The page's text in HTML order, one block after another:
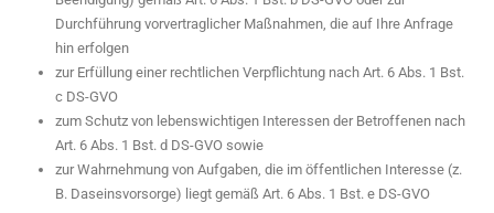
Durchführung vorvertraglicher Maßnahmen, die auf Ihre Anfrage
hin erfolgen
zur Erfüllung einer rechtlichen Verpflichtung nach Art. 6 Abs. 1 Bst.
c DS-GVO
zum Schutz von lebenswichtigen Interessen der Betroffenen nach
Art. 6 Abs. 1 Bst. d DS-GVO sowie
zur Wahrnehmung von Aufgaben, die im öffentlichen Interesse (z.
B. Daseinsvorsorge) liegt gemäß Art. 6 Abs. 1 Bst. e DS-GVO